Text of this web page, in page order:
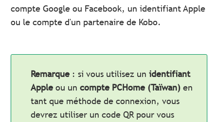
compte Google ou Facebook, un identifiant Apple
ou le compte d'un partenaire de Kobo.
Remarque : si vous utilisez unidentifiant
Apple ou uncompte PCHome (Taïwan) en
tant que méthode de connexion, vous
devrez utiliser un code QR pour vous